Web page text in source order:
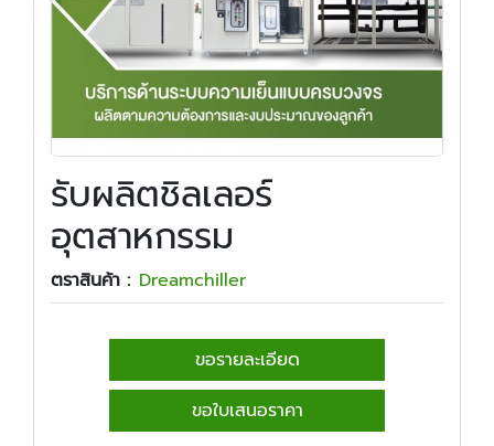
รับผลิตชิลเลอร์
อุตสาหกรรม
ตราสินค้า : Dreamchiller
ขอรายละเอียด
ขอใบเสนอราคา